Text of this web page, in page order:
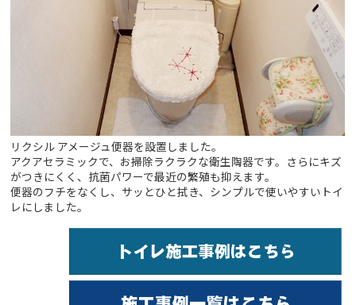
リクシル アメージュ便器を設置しました。
アクアセラミックで、お掃除ラクラクな衛生陶器です。さらにキズ
がつきにくく、抗菌パワーで最近の繁殖も抑えます。
便器のフチをなくし、サッとひと拭き、シンプルで使いやすいトイ
レにしました。